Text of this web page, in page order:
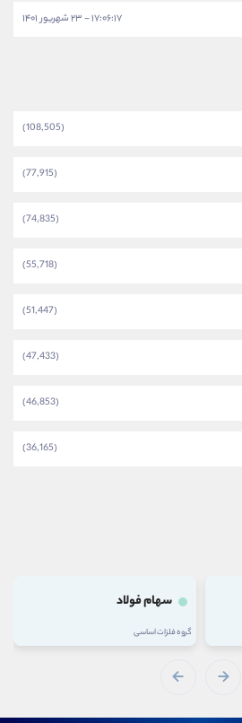
۱۷:۰۶:۱۷ - ۲۳ شهریور ۱۴۰۱
(108,505)
(77,915)
(74,835)
(55,718)
(51,447)
(47,433)
(46,853)
(36,165)
سهام فولاد
گروه فلزات اساسی